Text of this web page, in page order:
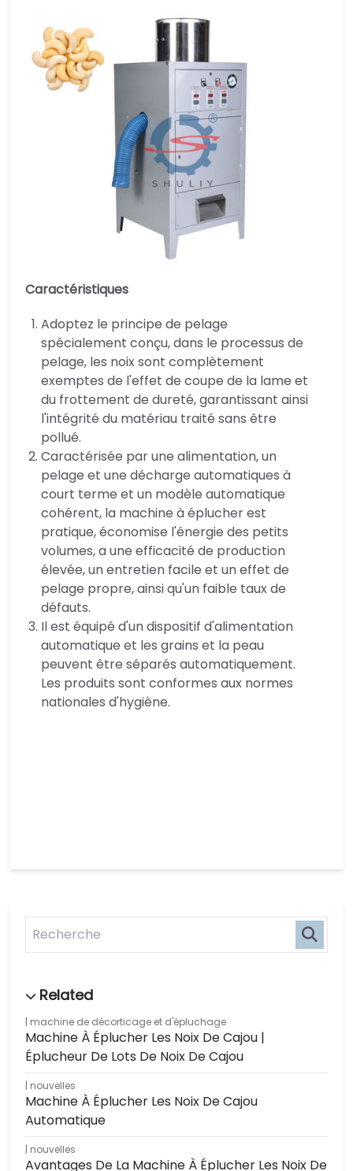
machine de décorticage et d'épluchage
Machine À Éplucher Les Noix De Cajou |
Éplucheur De Lots De Noix De Cajou
nouvelles
Machine À Éplucher Les Noix De Cajou
Automatique
nouvelles
Avantages De La Machine À Éplucher Les Noix De
Caractéristiques
Adoptez le principe de pelage
spécialement conçu, dans le processus de
pelage, les noix sont complètement
exemptes de l'effet de coupe de la lame et
du frottement de dureté, garantissant ainsi
l'intégrité du matériau traité sans être
pollué.
Caractérisée par une alimentation, un
pelage et une décharge automatiques à
court terme et un modèle automatique
cohérent, la machine à éplucher est
pratique, économise l'énergie des petits
volumes, a une efficacité de production
élevée, un entretien facile et un effet de
pelage propre, ainsi qu'un faible taux de
défauts.
Il est équipé d'un dispositif d'alimentation
automatique et les grains et la peau
peuvent être séparés automatiquement.
Les produits sont conformes aux normes
nationales d'hygiène.